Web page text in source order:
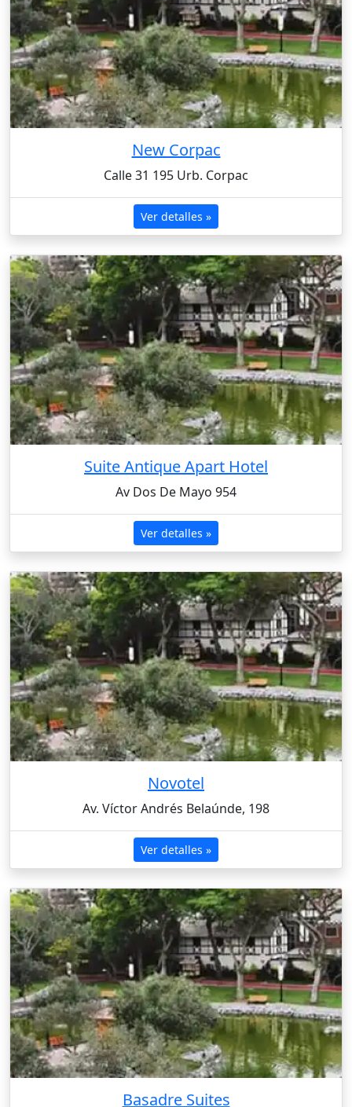
New Corpac
Calle 31 195 Urb. Corpac
Ver detalles »
Suite Antique Apart Hotel
Av Dos De Mayo 954
Ver detalles »
Novotel
Av. Víctor Andrés Belaúnde, 198
Ver detalles »
Basadre Suites